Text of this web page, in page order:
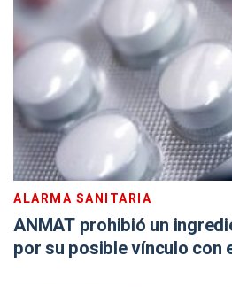
ALARMA SANITARIA
ANMAT prohibió un
por su posible vínculo con